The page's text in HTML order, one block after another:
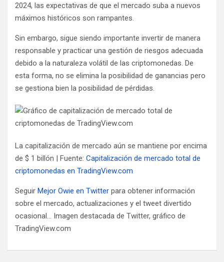
2024, las expectativas de que el mercado suba a nuevos
máximos históricos son rampantes.
Sin embargo, sigue siendo importante invertir de manera
responsable y practicar una gestión de riesgos adecuada
debido a la naturaleza volátil de las criptomonedas. De
esta forma, no se elimina la posibilidad de ganancias pero
se gestiona bien la posibilidad de pérdidas.
La capitalización de mercado aún se mantiene por encima
de $ 1 billón | Fuente: Capitalización de mercado total de
criptomonedas en TradingView.com
Seguir Mejor Owie en Twitter para obtener información
sobre el mercado, actualizaciones y el tweet divertido
ocasional… Imagen destacada de Twitter, gráfico de
TradingView.com